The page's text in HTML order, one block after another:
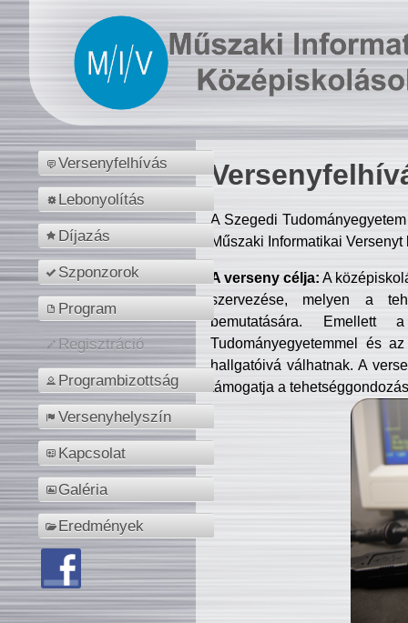
Versenyfelhívás
Lebonyolítás
Díjazás
Szponzorok
Program
Regisztráció
Programbizottság
Versenyhelyszín
Kapcsolat
Galéria
Eredmények
A Szegedi
Műszaki Informatikai
A verseny célja: A
szervezése, melyen a
bemutatására. Emellett
Tudományegyetemmel és
hallgatóivá válhatnak. A
támogatja a